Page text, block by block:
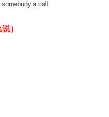
a call
）